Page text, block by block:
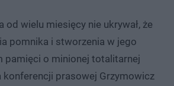
od wielu miesięcy nie ukrywał, że
pomnika i stworzenia w jego
pamięci o minionej totalitarnej
konferencji prasowej Grzymowicz